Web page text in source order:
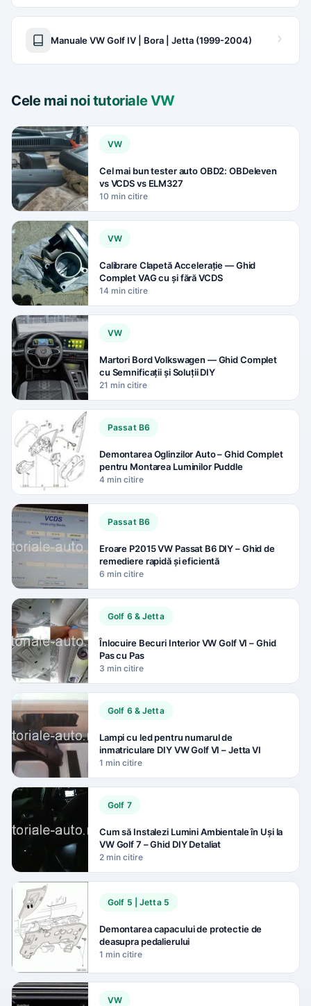
Manuale VW Golf IV | Bora | Jetta (1999-2004)
Cele mai noi tutoriale VW
VW
Cel mai bun tester auto OBD2: OBDeleven
vs VCDS vs ELM327
10 min citire
VW
Calibrare Clapetă Accelerație — Ghid
Complet VAG cu și fără VCDS
14 min citire
VW
Martori Bord Volkswagen — Ghid Complet
cu Semnificații și Soluții DIY
21 min citire
Passat B6
Demontarea Oglinzilor Auto – Ghid Complet
pentru Montarea Luminilor Puddle
4 min citire
Passat B6
Eroare P2015 VW Passat B6 DIY – Ghid de
remediere rapidă și eficientă
6 min citire
Golf 6 & Jetta
Înlocuire Becuri Interior VW Golf VI – Ghid
Pas cu Pas
3 min citire
Golf 6 & Jetta
Lampi cu led pentru numarul de
inmatriculare DIY VW Golf VI – Jetta VI
1 min citire
Golf 7
Cum să Instalezi Lumini Ambientale în Uși la
VW Golf 7 – Ghid DIY Detaliat
2 min citire
Golf 5 | Jetta 5
Demontarea capacului de protectie de
deasupra pedalierului
1 min citire
VW